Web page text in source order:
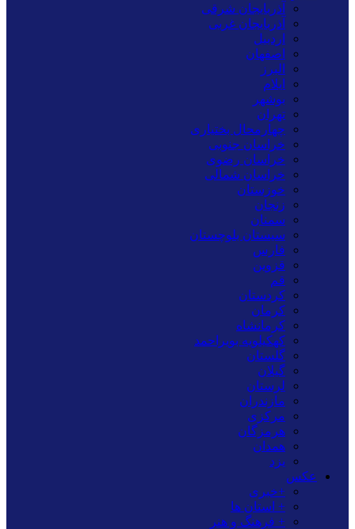
آذربایجان شرقی
آذربایجان غربی
اردبیل
اصفهان
البرز
ایلام
بوشهر
تهران
چهارمحال بختیاری
خراسان جنوبی
خراسان رضوی
خراسان شمالی
خوزستان
زنجان
سمنان
سیستان بلوچستان
فارس
قزوین
قم
کردستان
کرمان
کرمانشاه
کهکیلویه بویراحمد
گلستان
گیلان
لرستان
مازندران
مرکزی
هرمزگان
همدان
یزد
عکس
+خبری
+ استان ها
+ فرهنگ و هنر